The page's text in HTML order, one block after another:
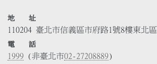
地 址
110204 臺北市信義區市府路1號8樓東北區
電 話
1999 (非臺北市02-27208889)